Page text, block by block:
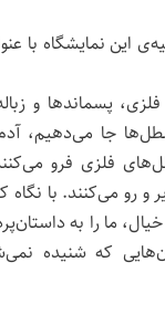
این نمایشگاه با
پسماندها و
جا می‌دهیم،
فلزی فرو می‌کنند
رو می‌کنند. با نگاه
ما را به
که شنیده